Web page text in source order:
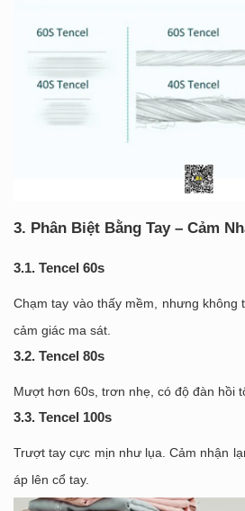
3. Phân Biệt Bằng Tay – Cảm
3.1. Tencel 60s
Chạm tay vào thấy mềm, nhưng không
cảm giác ma sát.
3.2. Tencel 80s
Mượt hơn 60s, trơn nhẹ, có độ đàn hồi
3.3. Tencel 100s
Trượt tay cực mịn như lụa. Cảm nhận
áp lên cổ tay.